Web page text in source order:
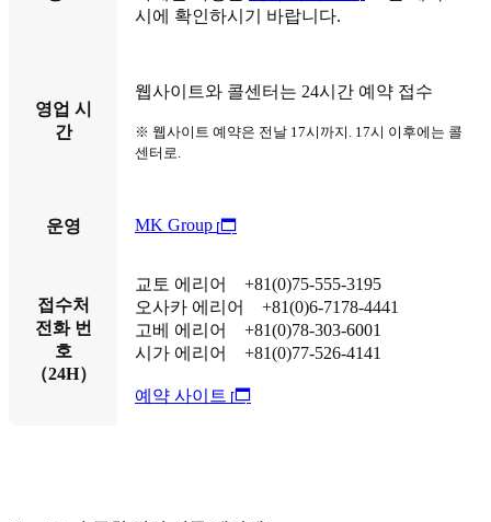
시에 확인하시기 바랍니다.
영업 시
간
웹사이트와 콜센터는 24시간 예약 접수
※ 웹사이트 예약은 전날 17시까지. 17시 이후에는 콜
센터로.
운영 MK Group
접수처
전화 번
호
（24H）
교토 에리어 +81(0)75-555-3195
오사카 에리어 +81(0)6-7178-4441
고베 에리어 +81(0)78-303-6001
시가 에리어 +81(0)77-526-4141
예약 사이트